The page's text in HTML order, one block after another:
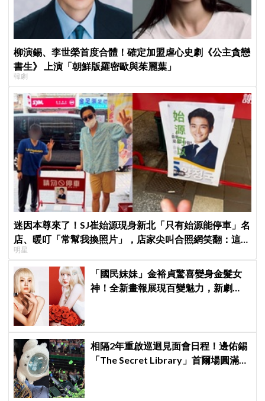
柳演錫、李世榮首度合體！確定加盟虐心史劇《公主貪戀
書生》 上演「朝鮮版羅密歐與茱麗葉」
韓劇
迷因本尊來了！SJ崔始源現身新北「只有始源能停車」名
店、暖叮「常幫我換照片」，店家尖叫合照網笑翻：這輩
子不能脫粉了
明星
「國民妹妹」金裕貞驚喜變身金髮女
神！全新畫報展現百變魅力，新劇
相隔2年重啟巡迴見面會日程！邊佑錫
「The Secret Library」首爾場圓滿結